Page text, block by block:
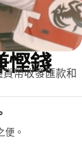
慳錢
幣收發匯款和
便。